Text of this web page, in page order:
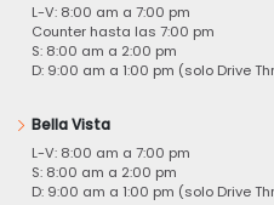
L-V: 8:00 am a 7:00 pm
Counter hasta las 7:00 pm
S: 8:00 am a 2:00 pm
D: 9:00 am a 1:00 pm (solo Drive
Bella Vista
L-V: 8:00 am a 7:00 pm
S: 8:00 am a 2:00 pm
D: 9:00 am a 1:00 pm (solo Drive